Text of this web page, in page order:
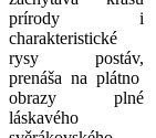
prírody i
charakteristické
rysy postáv,
prenáša na plátno
obrazy plné
láskavého